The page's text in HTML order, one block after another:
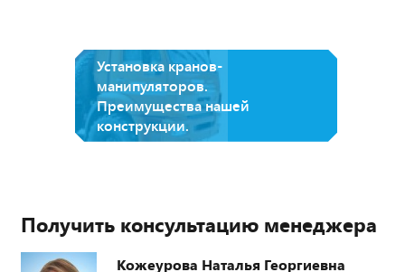
Установка кранов-
манипуляторов.
Преимущества нашей
конструкции.
Получить консультацию менеджера
Кожеурова Наталья Георгиевна